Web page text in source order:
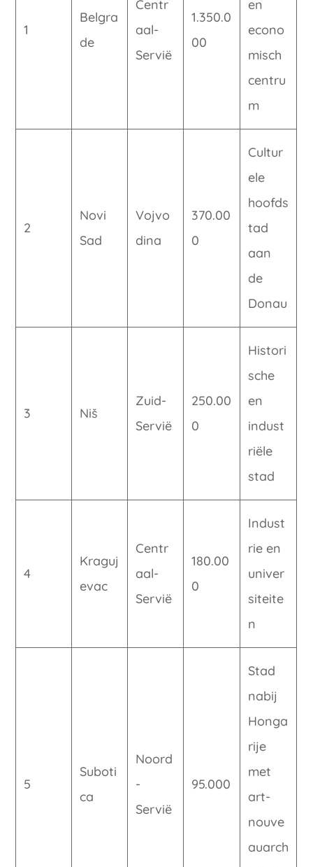
1
Belgra
de
Centr
aal-
Servië
1.350.0
00
en
econo
misch
centru
m
2
Novi
Sad
Vojvo
dina
370.00
0
Cultur
ele
hoofds
tad
aan
de
Donau
3 Niš
Zuid-
Servië
250.00
0
Histori
sche
en
indust
riële
stad
4
Kraguj
evac
Centr
aal-
Servië
180.00
0
Indust
rie en
univer
siteite
n
5
Suboti
ca
Noord
-
Servië
95.000
Stad
nabij
Honga
rije
met
art-
nouve
auarch